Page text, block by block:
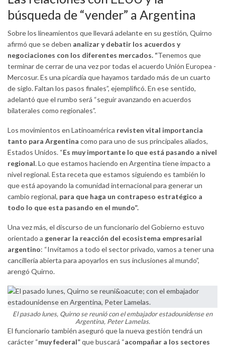
búsqueda de “vender” a Argentina
Sobre los lineamientos que llevará adelante en su gestión, Quirno
afirmó que se deben analizar y debatir los acuerdos y
negociaciones con los diferentes mercados. “Tenemos que
terminar de cerrar de una vez por todas el acuerdo Unión Europea -
Mercosur. Es una picardía que hayamos tardado más de un cuarto
de siglo. Faltan los pasos finales”, ejemplificó. En ese sentido,
adelantó que el rumbo será “seguir avanzando en acuerdos
bilaterales como regionales”.
Los movimientos en Latinoamérica revisten vital importancia
tanto para Argentina como para uno de sus principales aliados,
Estados Unidos. “Es muy importante lo que está pasando a nivel
regional. Lo que estamos haciendo en Argentina tiene impacto a
nivel regional. Esta receta que estamos siguiendo es también lo
que está apoyando la comunidad internacional para generar un
cambio regional, para que haga un contrapeso estratégico a
todo lo que esta pasando en el mundo”.
Una vez más, el discurso de un funcionario del Gobierno estuvo
orientado a generar la reacción del ecosistema empresarial
argentino: “Invitamos a todo el sector privado, vamos a tener una
cancillería abierta para apoyarlos en sus inclusiones al mundo”,
arengó Quirno.
El pasado lunes, Quirno se reunió con el embajador estadounidense en
Argentina, Peter Lamelas.
El funcionario también aseguró que la nueva gestión tendrá un
carácter “muy federal”que buscará “acompañar a los sectores